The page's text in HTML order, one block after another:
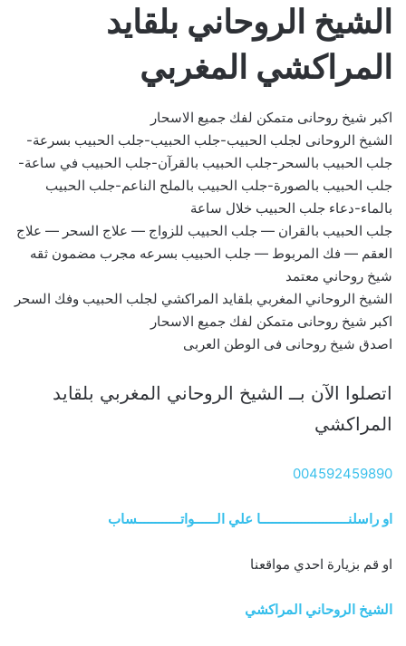
الشيخ الروحاني بلقايد
المراكشي المغربي
اكبر شيخ روحانى متمكن لفك جميع الاسحار
الشيخ الروحانى لجلب الحبيب-جلب الحبيب-جلب الحبيب بسرعة-
جلب الحبيب بالسحر-جلب الحبيب بالقرآن-جلب الحبيب في ساعة-
جلب الحبيب بالصورة-جلب الحبيب بالملح الناعم-جلب الحبيب
بالماء-دعاء جلب الحبيب خلال ساعة
جلب الحبيب بالقران — جلب الحبيب للزواج — علاج السحر — علاج
العقم — فك المربوط — جلب الحبيب بسرعه مجرب مضمون ثقه
شيخ روحاني معتمد
الشيخ الروحاني المغربي بلقايد المراكشي لجلب الحبيب وفك السحر
اكبر شيخ روحانى متمكن لفك جميع الاسحار
اصدق شيخ روحانى فى الوطن العربى
اتصلوا الآن بــ الشيخ الروحاني المغربي بلقايد
المراكشي
004592459890
او راسلنــــــــــــــــــــــــا علي الــــــواتــــــــــــساب
او قم بزيارة احدي مواقعنا
الشيخ الروحاني المراكشي